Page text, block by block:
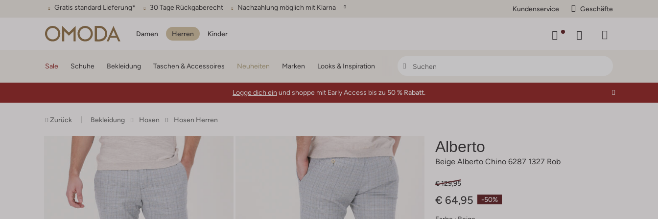
Gratis standard Lieferung* 30 Tage Rückgaberecht Nachzahlung möglich mit Klarna Kundenservice Geschäfte
Damen Herren Kinder
Sale Schuhe Bekleidung Taschen & Accessoires Neuheiten Marken Looks & Inspiration
Logge dich ein und shoppe mit Early Access bis zu 50 % Rabatt.
Zurück Bekleidung Hosen Hosen Herren
Alberto
Beige Alberto Chino 6287 1327 Rob
-50%
€ 129,95
€ 64,95